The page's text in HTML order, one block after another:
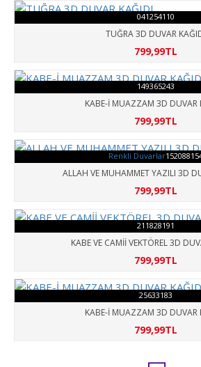
041254110
TUĞRA 3D DUVAR
799,99TL
149365243
KABE-İ MUAZZAM 3D DUVAR
799,99TL
Renkli Duvarlar
ALLAH VE MUHAMMET YAZILI 3D
799,99TL
211828191
KABE VE CAMİİ VEKTÖREL 3D
799,99TL
25633183
KABE-İ MUAZZAM 3D DUVAR
799,99TL